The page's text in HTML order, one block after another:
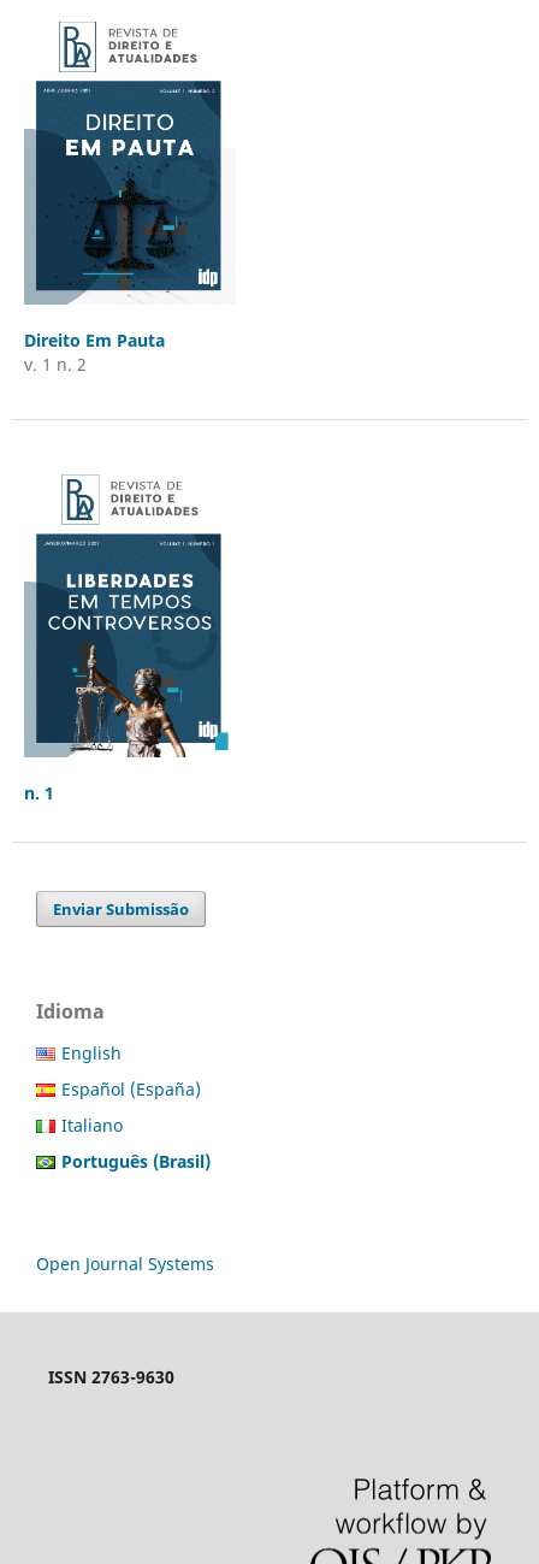
Direito Em Pauta
v. 1 n. 2
n. 1
Enviar Submissão
Idioma
English
Español (España)
Italiano
Português (Brasil)
Open Journal Systems
ISSN 2763-9630